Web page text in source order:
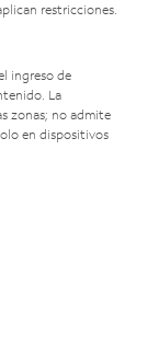
restricciones.
ingreso de
La
zonas; no admite
en dispositivos